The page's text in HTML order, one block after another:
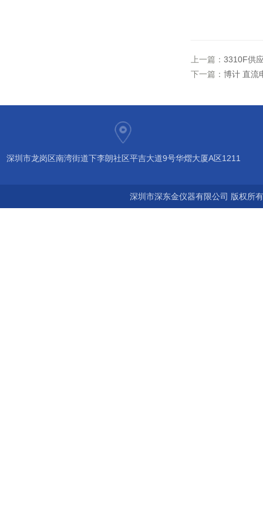
上一篇： 3310F供
下一篇： 博计 直流
深圳市龙岗区南湾街道下李朗社区平吉大道9号华熠大厦A区1211
深圳市深东金仪器有限公司 版权所